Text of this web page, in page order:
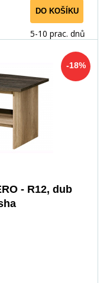
DO KOŠÍKU
5-10 prac. dnů
-18%
- R12, dub